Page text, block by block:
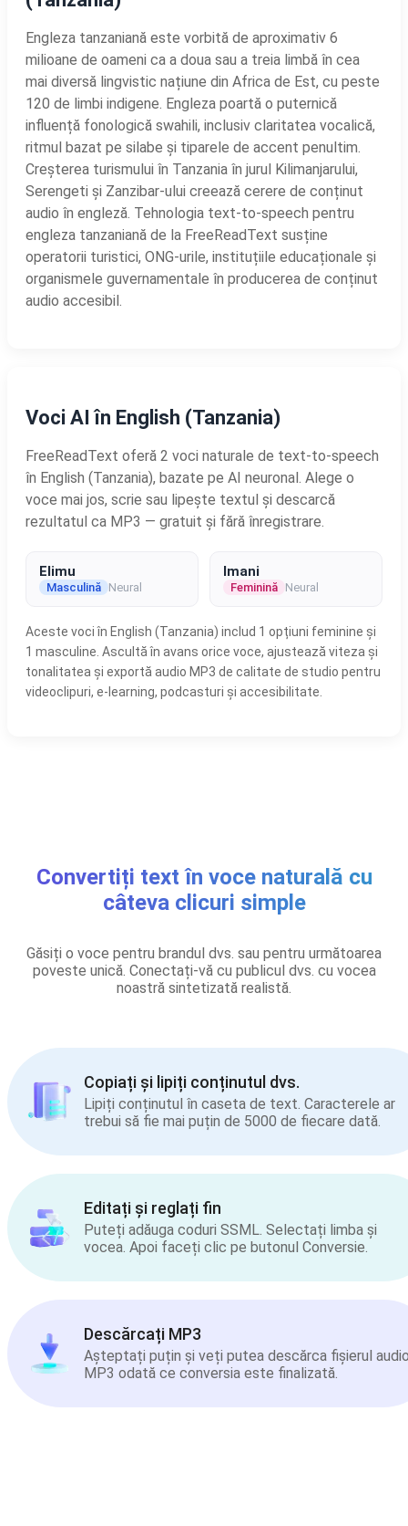
Engleza tanzaniană este vorbită de aproximativ 6
milioane de oameni ca a doua sau a treia limbă în cea
mai diversă lingvistic națiune din Africa de Est, cu peste
120 de limbi indigene. Engleza poartă o puternică
influență fonologică swahili, inclusiv claritatea vocalică,
ritmul bazat pe silabe și tiparele de accent penultim.
Creșterea turismului în Tanzania în jurul Kilimanjarului,
Serengeti și Zanzibar-ului creează cerere de conținut
audio în engleză. Tehnologia text-to-speech pentru
engleza tanzaniană de la FreeReadText susține
operatorii turistici, ONG-urile, instituțiile educaționale și
organismele guvernamentale în producerea de conținut
audio accesibil.
Voci AI în English (Tanzania)
FreeReadText oferă 2 voci naturale de text-to-speech
în English (Tanzania), bazate pe AI neuronal. Alege o
voce mai jos, scrie sau lipește textul și descarcă
rezultatul ca MP3 — gratuit și fără înregistrare.
Elimu
Masculină Neural
Imani
Feminină Neural
Aceste voci în English (Tanzania) includ 1 opțiuni feminine și
1 masculine. Ascultă în avans orice voce, ajustează viteza și
tonalitatea și exportă audio MP3 de calitate de studio pentru
videoclipuri, e-learning, podcasturi și accesibilitate.
Convertiți text în voce naturală cu
câteva clicuri simple
Găsiți o voce pentru brandul dvs. sau pentru următoarea
poveste unică. Conectați-vă cu publicul dvs. cu vocea
noastră sintetizată realistă.
Copiați și lipiți conținutul dvs.
Lipiți conținutul în caseta de text. Caracterele ar
trebui să fie mai puțin de 5000 de fiecare dată.
Editați și reglați fin
Puteți adăuga coduri SSML. Selectați limba și
vocea. Apoi faceți clic pe butonul Conversie.
Descărcați MP3
Așteptați puțin și veți putea descărca fișierul
MP3 odată ce conversia este finalizată.